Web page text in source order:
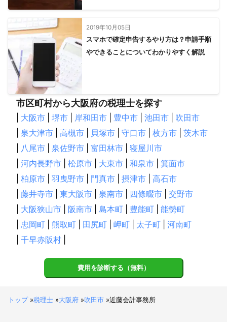
2019年10月05日
スマホで確定申告するやり方は？申請手順
やできることについてわかりやすく解説
市区町村から大阪府の税理士を探す
大阪市 堺市 岸和田市 豊中市 池田市
吹田市
泉大津市 高槻市 貝塚市 守口市 枚方市
茨木市
八尾市 泉佐野市 富田林市
寝屋川市
河内長野市 松原市 大東市 和泉市
箕面市
柏原市 羽曳野市 門真市 摂津市
高石市
藤井寺市 東大阪市 泉南市 四條畷市
交野市
大阪狭山市 阪南市 島本町 豊能町
能勢町
忠岡町 熊取町 田尻町 岬町 太子町
河南町
千早赤阪村
費用を診断する（無料）
トップ»税理士 »大阪府 »吹田市 »近藤会計事務所